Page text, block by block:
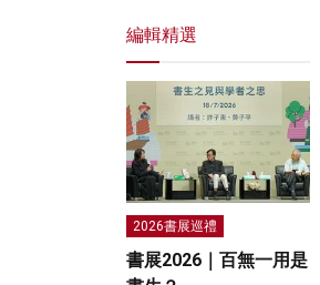
編輯精選
2026書展巡禮
書展2026｜百無一用是